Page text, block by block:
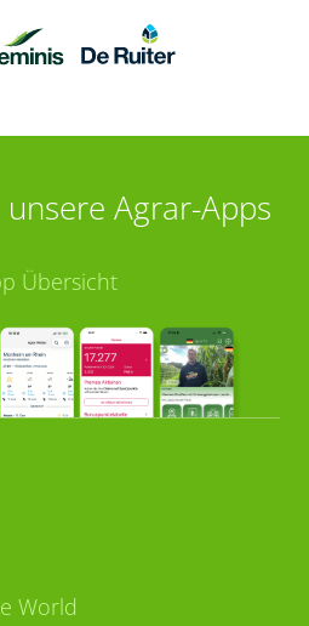
Agrar-Apps
Übersicht
World